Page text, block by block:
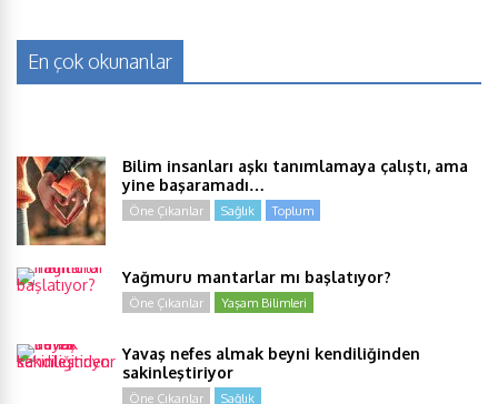
En çok okunanlar
Bilim insanları aşkı tanımlamaya çalıştı, ama
yine başaramadı…
Öne Çıkanlar Sağlık Toplum
Yağmuru mantarlar mı başlatıyor?
Öne Çıkanlar Yaşam Bilimleri
Yavaş nefes almak beyni kendiliğinden
sakinleştiriyor
Öne Çıkanlar Sağlık